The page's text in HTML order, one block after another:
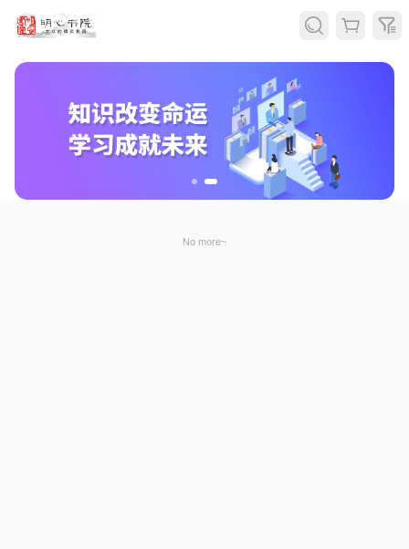
No more~